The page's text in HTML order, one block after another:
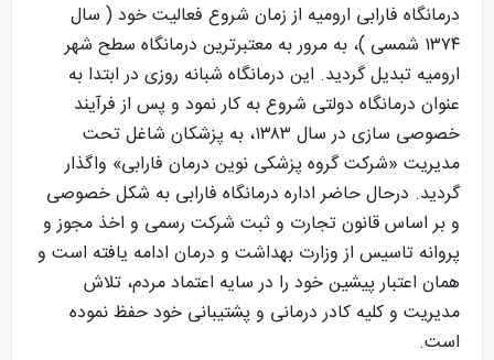
درمانگاه فارابی ارومیه از زمان شروع فعالیت خود ( سال
۱۳۷۴ شمسی )، به مرور به معتبرترین درمانگاه سطح شهر
ارومیه تبدیل گردید. این درمانگاه شبانه روزی در ابتدا به
عنوان درمانگاه دولتی شروع به کار نمود و پس از فرآیند
خصوصی سازی در سال ۱۳۸۳، به پزشکان شاغل تحت
مدیریت «شرکت گروه پزشکی نوین درمان فارابی» واگذار
گردید. درحال حاضر اداره درمانگاه فارابی به شکل خصوصی
و بر اساس قانون تجارت و ثبت شرکت رسمی و اخذ مجوز و
پروانه تاسیس از وزارت بهداشت و درمان ادامه یافته است و
همان اعتبار پیشین خود را در سایه اعتماد مردم، تلاش
مدیریت و کلیه کادر درمانی و پشتیبانی خود حفظ نموده
است.